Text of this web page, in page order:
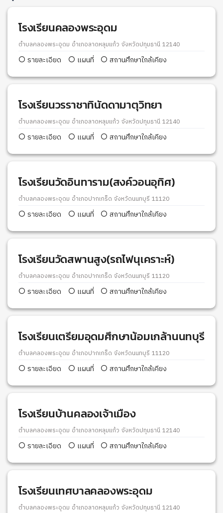
โรงเรียนคลองพระอุดม
ตำบลคลองพระอุดม อำเภอลาดหลุมแก้ว จังหวัดปทุมธานี 12140
รายละเอียด แผนที่ สถานศึกษาใกล้เคียง
โรงเรียนวรราชาทินัดดามาตุวิทยา
ตำบลคลองพระอุดม อำเภอลาดหลุมแก้ว จังหวัดปทุมธานี 12140
รายละเอียด แผนที่ สถานศึกษาใกล้เคียง
โรงเรียนวัดอินทาราม(สงค์วอนอุทิศ)
ตำบลคลองพระอุดม อำเภอปากเกร็ด จังหวัดนนทบุรี 11120
รายละเอียด แผนที่ สถานศึกษาใกล้เคียง
โรงเรียนวัดสพานสูง(รถไฟนุเคราะห์)
ตำบลคลองพระอุดม อำเภอปากเกร็ด จังหวัดนนทบุรี 11120
รายละเอียด แผนที่ สถานศึกษาใกล้เคียง
โรงเรียนเตรียมอุดมศึกษาน้อมเกล้านนทบุรี
ตำบลคลองพระอุดม อำเภอปากเกร็ด จังหวัดนนทบุรี 11120
รายละเอียด แผนที่ สถานศึกษาใกล้เคียง
โรงเรียนบ้านคลองเจ้าเมือง
ตำบลคลองพระอุดม อำเภอลาดหลุมแก้ว จังหวัดปทุมธานี 12140
รายละเอียด แผนที่ สถานศึกษาใกล้เคียง
โรงเรียนเทศบาลคลองพระอุดม
ตำบลคลองพระอุดม อำเภอลาดหลุมแก้ว จังหวัดปทุมธานี 12140